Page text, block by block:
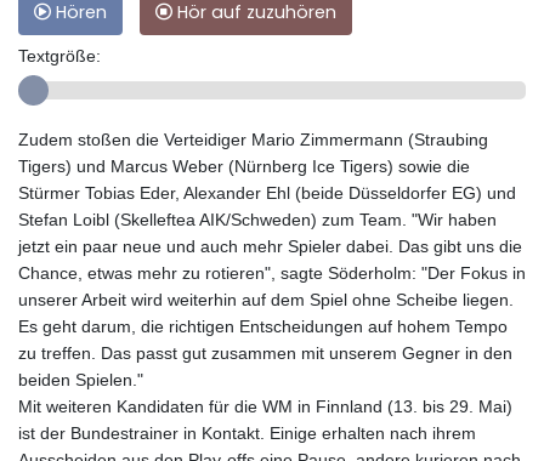
Hören Hör auf zuzuhören
Textgröße:
Zudem stoßen die Verteidiger Mario Zimmermann (Straubing
Tigers) und Marcus Weber (Nürnberg Ice Tigers) sowie die
Stürmer Tobias Eder, Alexander Ehl (beide Düsseldorfer EG) und
Stefan Loibl (Skelleftea AIK/Schweden) zum Team. "Wir haben
jetzt ein paar neue und auch mehr Spieler dabei. Das gibt uns die
Chance, etwas mehr zu rotieren", sagte Söderholm: "Der Fokus in
unserer Arbeit wird weiterhin auf dem Spiel ohne Scheibe liegen.
Es geht darum, die richtigen Entscheidungen auf hohem Tempo
zu treffen. Das passt gut zusammen mit unserem Gegner in den
beiden Spielen."
Mit weiteren Kandidaten für die WM in Finnland (13. bis 29. Mai)
ist der Bundestrainer in Kontakt. Einige erhalten nach ihrem